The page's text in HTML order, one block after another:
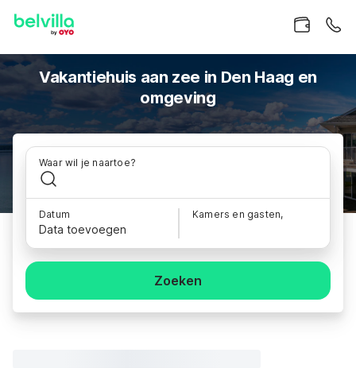
Vakantiehuis aan zee in Den Haag en
omgeving
Waar wil je naartoe?
Datum
Data toevoegen
Kamers en gasten,
Zoeken